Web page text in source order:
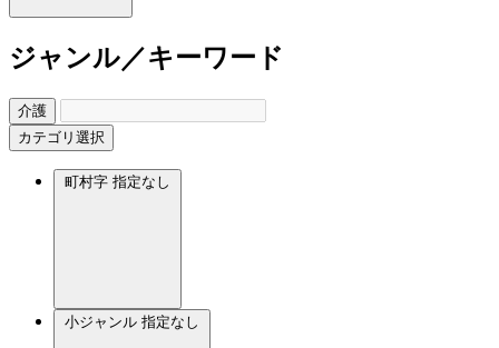
ジャンル／キーワード
介護
カテゴリ選択
町村字 指定なし
小ジャンル 指定なし